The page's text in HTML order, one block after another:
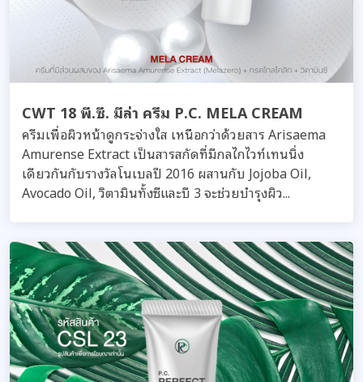
CWT 18 พี.ซี. มีล่า ครีม P.C. MELA CREAM
ครีมเพื่อผิวหน้าดูกระจ่างใส เหนือกว่าด้วยสาร Arisaema
Amurense Extract เป็นสารสกัดที่มีกลไกไวท์เทนนิ่ง
เดียวกันกับรางวัลโนเบลปี 2016 ผสานกับ Jojoba Oil,
Avocado Oil, วิตามินทั้งซีและบี 3 จะช่วยบำรุงผิว...